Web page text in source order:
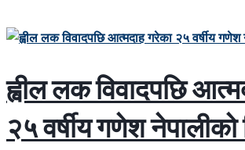
ह्वील लक विवादपछि
२५ वर्षीय गणेश